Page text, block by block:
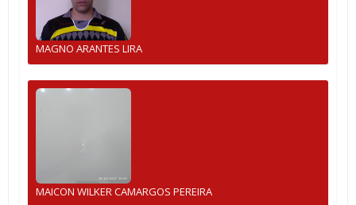
MAGNO ARANTES LIRA
MAICON WILKER CAMARGOS PEREIRA